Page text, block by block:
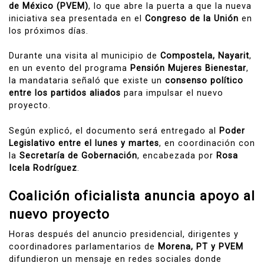
de México (PVEM), lo que abre la puerta a que la nueva
iniciativa sea presentada en el Congreso de la Unión en
los próximos días.
Durante una visita al municipio de Compostela, Nayarit,
en un evento del programa Pensión Mujeres Bienestar,
la mandataria señaló que existe un consenso político
entre los partidos aliados para impulsar el nuevo
proyecto.
Según explicó, el documento será entregado al
Poder
Legislativo entre el lunes y martes, en coordinación con
la Secretaría de Gobernación, encabezada por Rosa
Icela Rodríguez.
Coalición oficialista anuncia apoyo al
nuevo proyecto
Horas después del anuncio presidencial, dirigentes y
coordinadores parlamentarios de Morena, PT y PVEM
difundieron un mensaje en redes sociales donde